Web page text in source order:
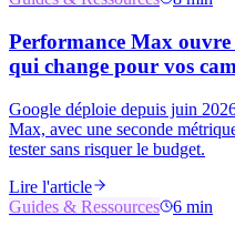
Performance Max ouvre
qui change pour vos
Google déploie depuis juin
Max, avec une seconde
tester sans risquer le budget.
Lire l'article
Guides & Ressources
6 min